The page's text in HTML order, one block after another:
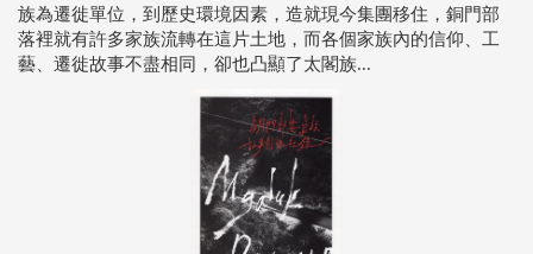
族為遷徙單位，到歷史環境因素，造就現今集團移住，銅門部
落裡就有許多家族流轉在這片土地，而各個家族內的信仰、工
藝、遷徙故事不盡相同，卻也凸顯了太閣族...